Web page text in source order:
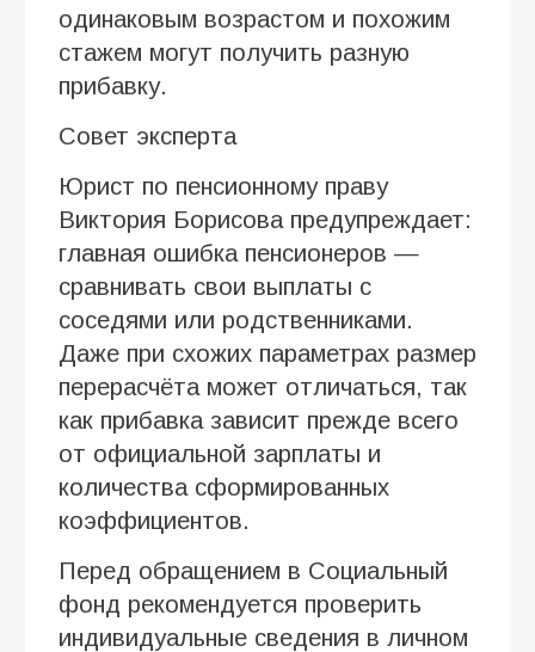
одинаковым возрастом и похожим
стажем могут получить разную
прибавку.
Совет эксперта
Юрист по пенсионному праву
Виктория Борисова предупреждает:
главная ошибка пенсионеров —
сравнивать свои выплаты с
соседями или родственниками.
Даже при схожих параметрах размер
перерасчёта может отличаться, так
как прибавка зависит прежде всего
от официальной зарплаты и
количества сформированных
коэффициентов.
Перед обращением в Социальный
фонд рекомендуется проверить
индивидуальные сведения в личном